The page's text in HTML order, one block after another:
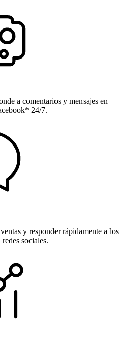
a comentarios y mensajes en
24/7.
y responder rápidamente a los
sociales.